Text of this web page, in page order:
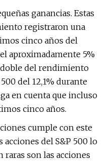
ganancias. Estas
registraron una
cinco años del
aproximadamente 5%
doble del rendimiento
del 12,1% durante
en cuenta que incluso
cinco años.
cumple con este
acciones del S&P 500 lo
raras son las acciones